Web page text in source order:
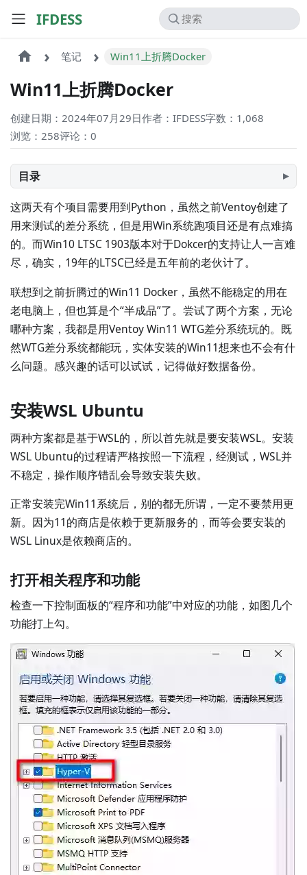
IFDESS
笔记 Win11上折腾Docker
Win11上折腾Docker
创建日期：2024年07月29日作者：IFDESS字数：1,068
浏览：258评论：0
目录
这两天有个项目需要用到Python，虽然之前Ventoy创建了
用来测试的差分系统，但是用Win系统跑项目还是有点难搞
的。而Win10 LTSC 1903版本对于Dokcer的支持让人一言难
尽，确实，19年的LTSC已经是五年前的老伙计了。
联想到之前折腾过的Win11 Docker，虽然不能稳定的用在
老电脑上，但也算是个“半成品”了。尝试了两个方案，无论
哪种方案，我都是用Ventoy Win11 WTG差分系统玩的。既
然WTG差分系统都能玩，实体安装的Win11想来也不会有什
么问题。感兴趣的话可以试试，记得做好数据备份。
安装WSL Ubuntu
两种方案都是基于WSL的，所以首先就是要安装WSL。安装
WSL Ubuntu的过程请严格按照一下流程，经测试，WSL并
不稳定，操作顺序错乱会导致安装失败。
正常安装完Win11系统后，别的都无所谓，一定不要禁用更
新。因为11的商店是依赖于更新服务的，而等会要安装的
WSL Linux是依赖商店的。
打开相关程序和功能
检查一下控制面板的“程序和功能”中对应的功能，如图几个
功能打上勾。